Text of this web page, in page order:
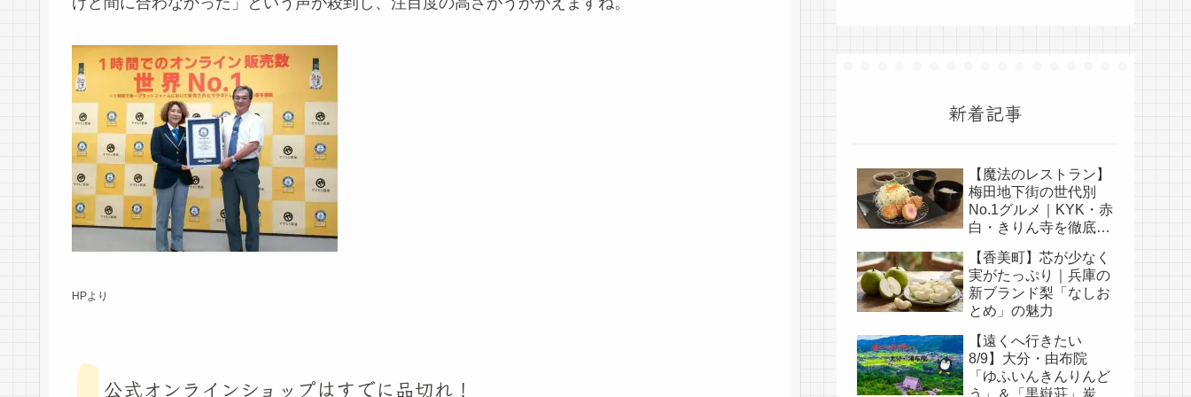
HPより
公式オンラインショップはすでに品切れ！
新着記事
【魔法のレストラン】
梅田地下街の世代別
No.1グルメ｜KYK・赤
白・きりん寺を徹底比
【香美町】芯が少なく
実がたっぷり｜兵庫の
新ブランド梨「なしお
とめ」の魅力
【遠くへ行きたい
8/9】大分・由布院
「ゆふいんきんりんど
う」＆「黒嶽荘」炭酸